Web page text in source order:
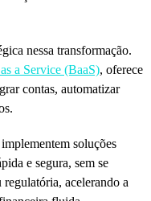
nessa transformação.
a Service (BaaS), oferece
contas, automatizar
soluções
e segura, sem se
acelerando a